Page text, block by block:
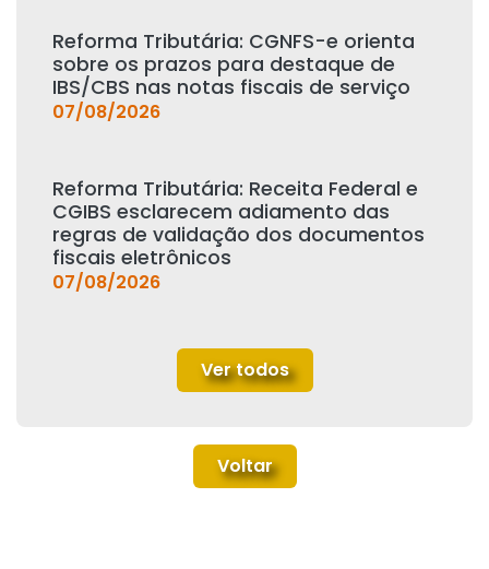
Reforma Tributária: CGNFS-e orienta
sobre os prazos para destaque de
IBS/CBS nas notas fiscais de serviço
07/08/2026
Reforma Tributária: Receita Federal e
CGIBS esclarecem adiamento das
regras de validação dos documentos
fiscais eletrônicos
07/08/2026
Ver todos
Voltar